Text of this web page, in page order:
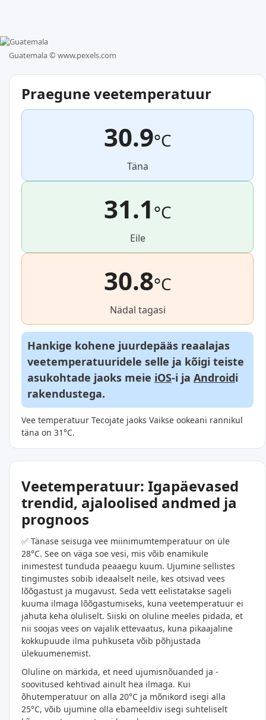
Guatemala © www.pexels.com
Praegune veetemperatuur
30.9°C
Täna
31.1°C
Eile
30.8°C
Nädal tagasi
Hankige kohene juurdepääs reaalajas
veetemperatuuridele selle ja kõigi teiste
asukohtade jaoks meie iOS-i ja Androidi
rakendustega.
Vee temperatuur Tecojate jaoks Vaikse ookeani rannikul
täna on 31°C.
Veetemperatuur: Igapäevased
trendid, ajaloolised andmed ja
prognoos
✅ Tänase seisuga vee miinimumtemperatuur on üle
28°C. See on väga soe vesi, mis võib enamikule
inimestest tunduda peaaegu kuum. Ujumine sellistes
tingimustes sobib ideaalselt neile, kes otsivad vees
lõõgastust ja mugavust. Seda vett eelistatakse sageli
kuuma ilmaga lõõgastumiseks, kuna veetemperatuur ei
jahuta keha oluliselt. Siiski on oluline meeles pidada, et
nii soojas vees on vajalik ettevaatus, kuna pikaajaline
kokkupuude ilma puhkuseta võib põhjustada
ülekuumenemist.
Oluline on märkida, et need ujumisnõuanded ja -
soovitused kehtivad ainult hea ilmaga. Kui
õhutemperatuur on alla 20°C ja mõnikord isegi alla
25°C, võib ujumine olla ebameeldiv isegi suhteliselt